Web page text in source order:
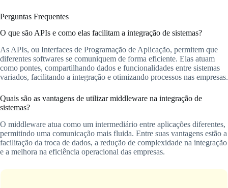
Perguntas Frequentes
O que são APIs e como elas facilitam a integração de sistemas?
As APIs, ou Interfaces de Programação de Aplicação, permitem que
diferentes softwares se comuniquem de forma eficiente. Elas atuam
como pontes, compartilhando dados e funcionalidades entre sistemas
variados, facilitando a integração e otimizando processos nas empresas.
Quais são as vantagens de utilizar middleware na integração de
sistemas?
O middleware atua como um intermediário entre aplicações diferentes,
permitindo uma comunicação mais fluida. Entre suas vantagens estão a
facilitação da troca de dados, a redução de complexidade na integração
e a melhora na eficiência operacional das empresas.